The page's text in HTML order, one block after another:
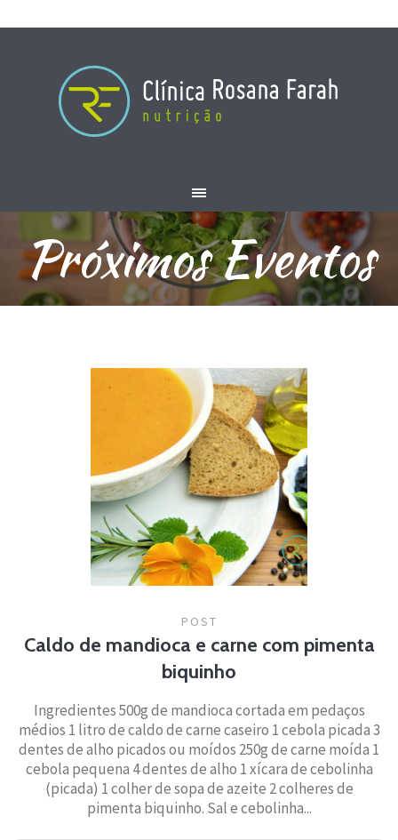
Próximos Eventos
POST
Caldo de mandioca e carne com pimenta
biquinho
Ingredientes 500g de mandioca cortada em pedaços
médios 1 litro de caldo de carne caseiro 1 cebola picada 3
dentes de alho picados ou moídos 250g de carne moída 1
cebola pequena 4 dentes de alho 1 xícara de cebolinha
(picada) 1 colher de sopa de azeite 2 colheres de
pimenta biquinho. Sal e cebolinha...